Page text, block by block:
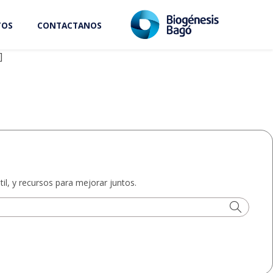
CONTACTANOS Leer más
y recursos para mejorar juntos.